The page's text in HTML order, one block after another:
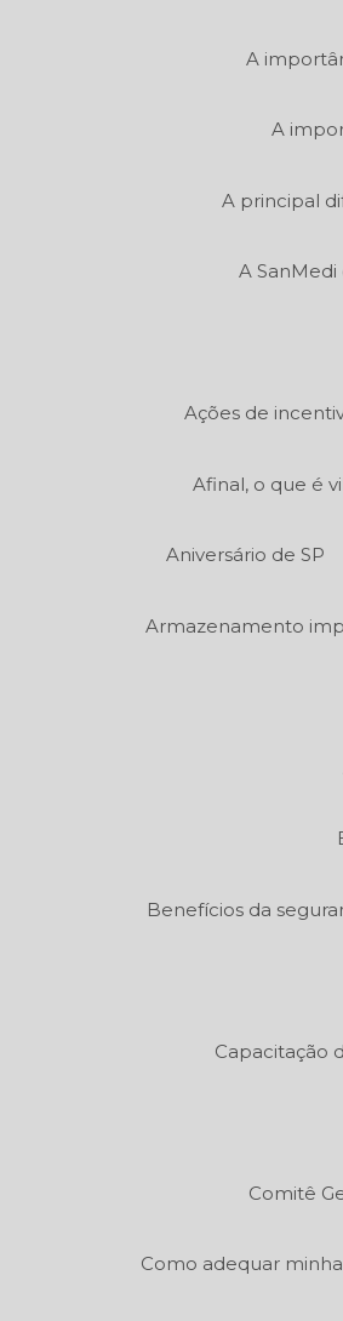
A
A
A principal
A
Ações de
Afinal, o que é
Aniversário de SP
Armazenamento
Benefícios da
Capacitação
Comitê
Como adequar